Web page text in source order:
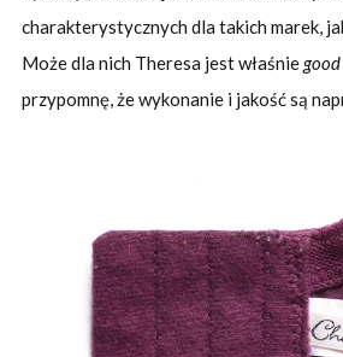
charakterystycznych dla takich marek,
Może dla nich Theresa jest właśnie
przypomnę, że wykonanie i jakość są